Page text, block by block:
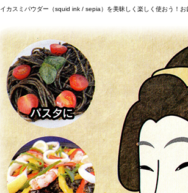
イカスミパウダー（squid ink / sepia）を美昧しく楽しく使おう！